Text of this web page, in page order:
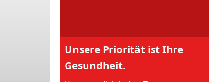
Unsere Priorität ist Ihre
Gesundheit.